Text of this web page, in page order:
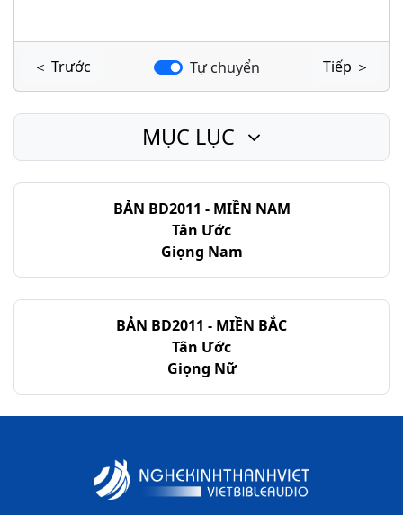
＜ Trước Tự chuyển Tiếp ＞
BẢN BD2011 - MIỀN NAM
Tân Ước
Giọng Nam
BẢN BD2011 - MIỀN BẮC
Tân Ước
Giọng Nữ
MỤC LỤC